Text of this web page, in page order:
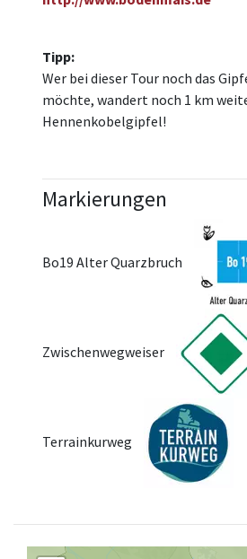
Tipp:
Wer bei dieser Tour noch das
möchte, wandert noch 1 km
Hennenkobelgipfel!
Markierungen
Bo19 Alter Quarzbruch
Zwischenwegweiser
Terrainkurweg